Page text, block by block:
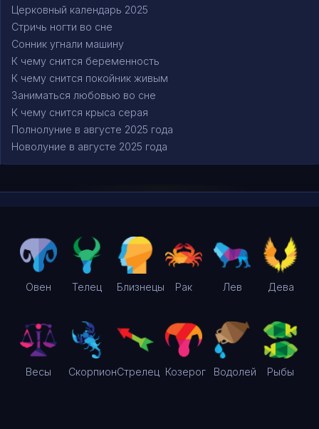
Церковный календарь 2025
Стричь ногти во сне
Сонник угнали машину
К чему снится беременность
К чему снится покойник живым
Заниматься любовью во сне
К чему снится крыса серая
Полнолуние в августе 2025 года
Новолуние в августе 2025 года
Овен Телец Близнецы Рак Лев Дева
Весы СкорпионСтрелец Козерог Водолей Рыбы